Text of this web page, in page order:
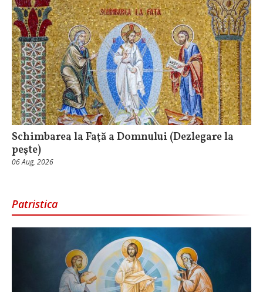
Schimbarea la Faţă a Domnului (Dezlegare la
peşte)
06 Aug, 2026
Patristica